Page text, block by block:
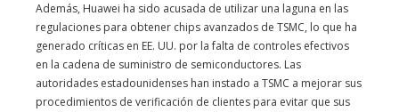
Además, Huawei ha sido acusada de utilizar una laguna en las
regulaciones para obtener chips avanzados de TSMC, lo que ha
generado críticas en EE. UU. por la falta de controles efectivos
en la cadena de suministro de semiconductores. Las
autoridades estadounidenses han instado a TSMC a mejorar sus
procedimientos de verificación de clientes para evitar que sus